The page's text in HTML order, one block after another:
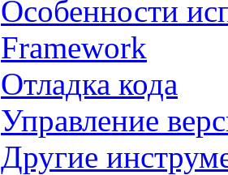
Особенности
Framework
Отладка кода
Управление
Другие